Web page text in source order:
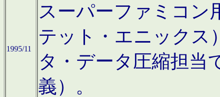
1995/11
スーパーファミコン
テット・エニックス
タ・データ圧縮担当
義）。